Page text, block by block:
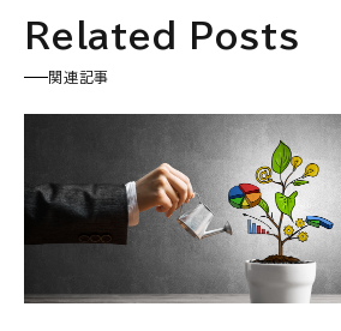
Related Posts
関連記事